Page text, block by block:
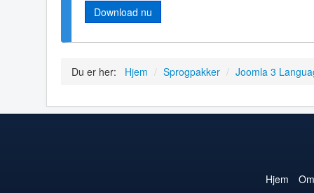
Download nu
Du er her: Hjem / Sprogpakker / Joomla 3
Hjem Om